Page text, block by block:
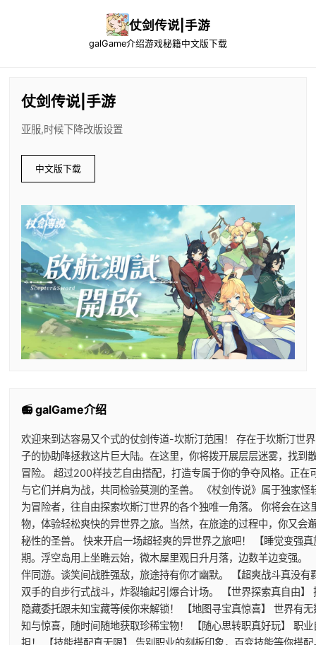
仗剑传说|手游
galGame介绍游戏秘籍中文版下载
仗剑传说|手游
亚服,时候下降改版设置
中文版下载
📻 galGame介绍
欢迎来到达容易又个式的仗剑传道-坎斯汀范围！ 存在于坎斯汀世
子的协助降拯救这片巨大陆。在这里，你将拨开展层层迷雾，找到
冒险。 超过200样技艺自由搭配，打造专属于你的争夺风格。正在
与它们并肩为战，共同检验莫测的圣兽。 《杖剑传说》属于独家
为冒险者，往自由探索坎斯汀世界的各个独唯一角落。 你将会在
物，体验轻松爽快的异世界之旅。当然，在旅途的过程中，你又会
秘性的圣兽。 快来开启一场超轻爽的异世界之旅吧！ 【睡觉变强
期。浮空岛用上坐瞧云始，微木屋里观日升月落，边数羊边变强。
伴同游。谈笑间战胜强敌，旅途持有你才幽默。 【超爽战斗真没
双手的自步行式战斗，炸裂输起引爆合计场。 【世界探索真自由
隐藏委托跟未知宝藏等候你来解锁！ 【地图寻宝真惊喜】 世界有
知与惊喜，随时间随地获取珍稀宝物！ 【随心思转职真好玩】 职